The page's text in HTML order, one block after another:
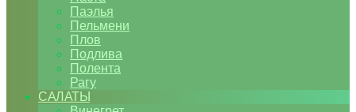
Паэлья
Пельмени
Плов
Подлива
Полента
Рагу
САЛАТЫ